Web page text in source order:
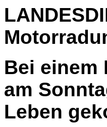
Bei einem
am
Leben